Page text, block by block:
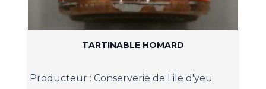
TARTINABLE HOMARD
Producteur : Conserverie de l ile d'yeu